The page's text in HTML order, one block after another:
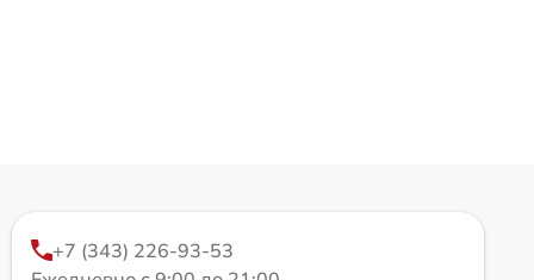
+7 (343) 226-93-53